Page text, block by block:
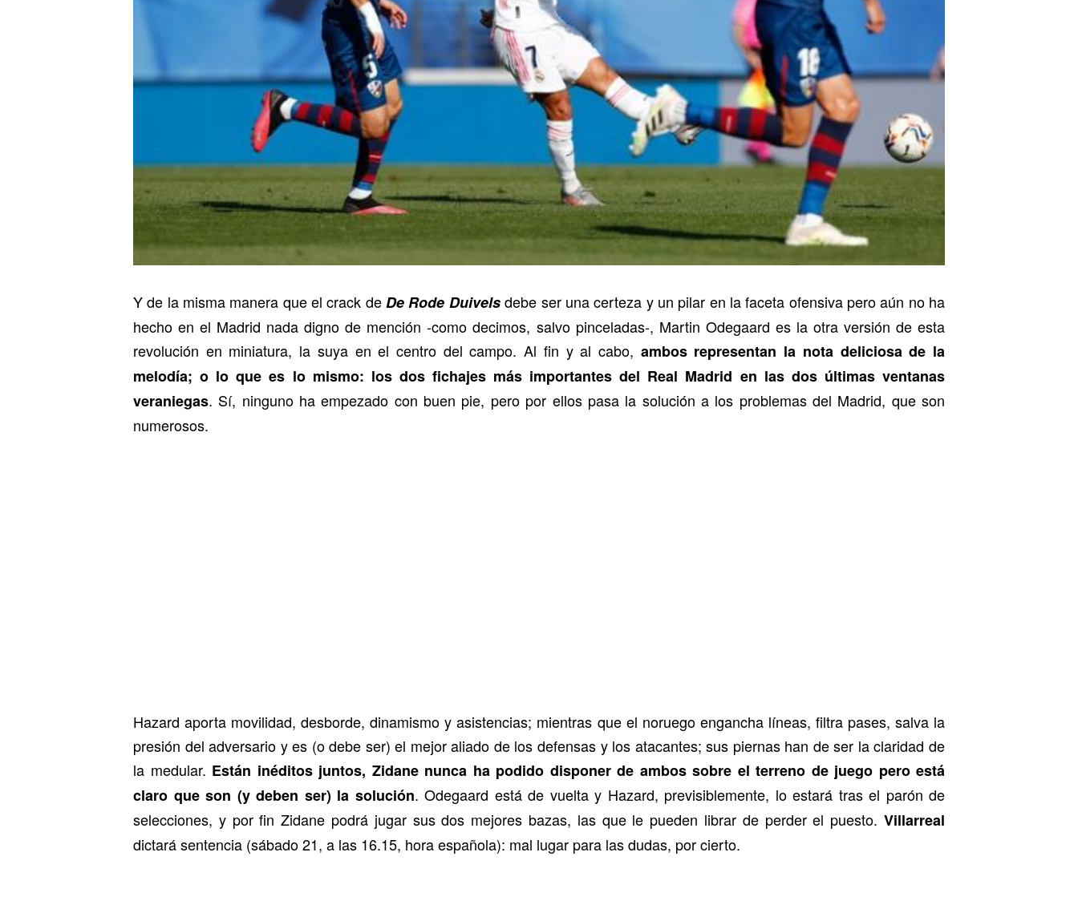
Y de la misma manera que el crack deDe Rode Duivelsdebe ser una certeza y un pilar en la faceta ofensiva pero aún no ha
hecho en el Madrid nada digno de mención -como decimos, salvo pinceladas-, Martin Odegaard es la otra versión de esta
revolución en miniatura, la suya en el centro del campo. Al fin y al cabo, ambos representan la nota deliciosa de la
melodía; o lo que es lo mismo: los dos fichajes más importantes del Real Madrid en las dos últimas ventanas
veraniegas. Sí, ninguno ha empezado con buen pie, pero por ellos pasa la solución a los problemas del Madrid, que son
numerosos.
Hazard aporta movilidad, desborde, dinamismo y asistencias; mientras que el noruego engancha líneas, filtra pases, salva la
presión del adversario y es (o debe ser) el mejor aliado de los defensas y los atacantes; sus piernas han de ser la claridad de
la medular. Están inéditos juntos, Zidane nunca ha podido disponer de ambos sobre el terreno de juego pero está
claro que son (y deben ser) la solución. Odegaard está de vuelta y Hazard, previsiblemente, lo estará tras el parón de
selecciones, y por fin Zidane podrá jugar sus dos mejores bazas, las que le pueden librar de perder el puesto. Villarreal
dictará sentencia (sábado 21, a las 16.15, hora española): mal lugar para las dudas, por cierto.